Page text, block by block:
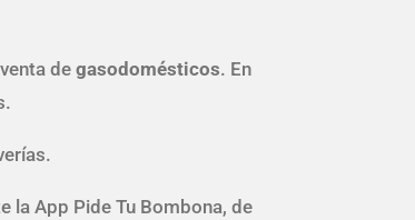
de gasodomésticos. En
la App Pide Tu Bombona, de